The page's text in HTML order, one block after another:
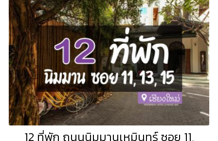
12 ที่พัก ถนนนิมมานเหมินทร์ ซอย 11,